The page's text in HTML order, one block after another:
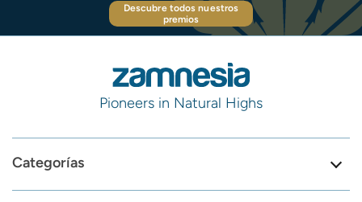
Descubre todos nuestros
premios
Pioneers in Natural Highs
Categorías